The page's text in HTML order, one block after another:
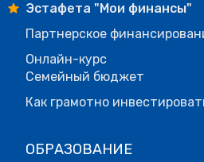
Эстафета "Мои финансы"
Партнерское
Онлайн-курс
Семейный бюджет
Как грамотно
ОБРАЗОВАНИЕ